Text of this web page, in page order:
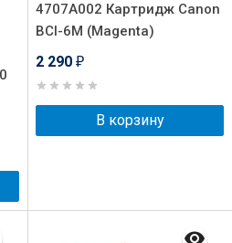
4707A002 Картридж Canon
BCI-6М (Magenta)
2 290 ₽
В корзину